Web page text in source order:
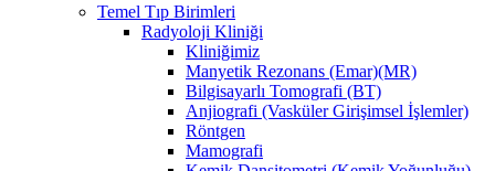
Temel Tıp Birimleri
Radyoloji Kliniği
Kliniğimiz
Manyetik Rezonans (Emar)(MR)
Bilgisayarlı Tomografi (BT)
Anjiografi (Vasküler Girişimsel İşlemler)
Röntgen
Mamografi